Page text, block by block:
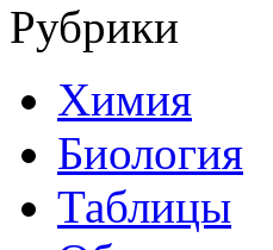
Рубрики
Химия
Биология
Таблицы